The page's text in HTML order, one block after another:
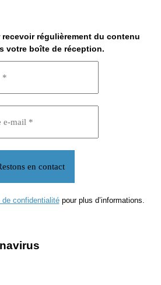
régulièrement du contenu
votre boîte de réception.
de confidentialitépour plus d’informations.